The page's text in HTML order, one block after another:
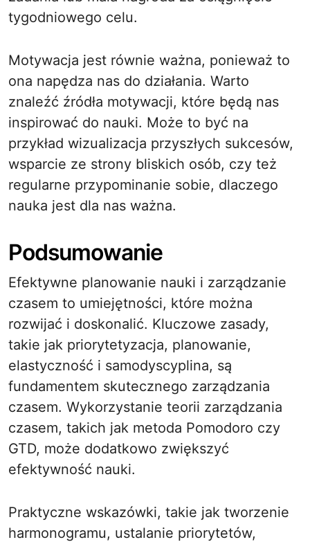
tygodniowego celu.
Motywacja jest równie ważna, ponieważ to
ona napędza nas do działania. Warto
znaleźć źródła motywacji, które będą nas
inspirować do nauki. Może to być na
przykład wizualizacja przyszłych sukcesów,
wsparcie ze strony bliskich osób, czy też
regularne przypominanie sobie, dlaczego
nauka jest dla nas ważna.
Podsumowanie
Efektywne planowanie nauki i zarządzanie
czasem to umiejętności, które można
rozwijać i doskonalić. Kluczowe zasady,
takie jak priorytetyzacja, planowanie,
elastyczność i samodyscyplina, są
fundamentem skutecznego zarządzania
czasem. Wykorzystanie teorii zarządzania
czasem, takich jak metoda Pomodoro czy
GTD, może dodatkowo zwiększyć
efektywność nauki.
Praktyczne wskazówki, takie jak tworzenie
harmonogramu, ustalanie priorytetów,